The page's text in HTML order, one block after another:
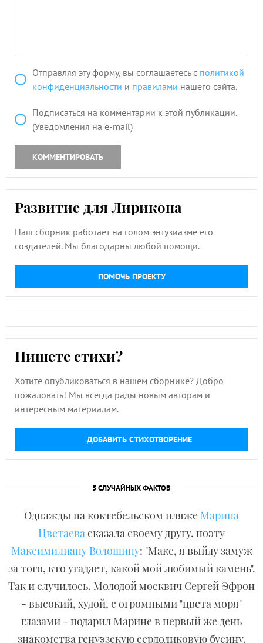
Отправляя эту форму, вы соглашаетесь с политикой
конфиденциальности и правилами нашего сайта.
Подписаться на комментарии к этой публикации.
(Уведомления на e-mail)
КОММЕНТИРОВАТЬ
Развитие для Лирикона
Наш сборник работает на голом энтузиазме его
создателей. Мы благодарны любой помощи.
ПОМОЧЬ ПРОЕКТУ
Пишете стихи?
Хотите опубликоваться в нашем сборнике? Добро
пожаловать! Мы всегда рады новым авторам и
интересным материалам.
ДОБАВИТЬ СТИХОТВОРЕНИЕ
5 СЛУЧАЙНЫХ ФАКТОВ
Однажды на коктебельском пляже Марина
Цветаевасказала своему другу, поэту
Максимилиану Волошину: "Макс, я выйду замуж
за того, кто угадает, какой мой любимый камень".
Так и случилось. Молодой москвич Сергей Эфрон
- высокий, худой, с огромными "цвета моря"
глазами - подарил Марине в первый же день
знакомства генуэзскую сердоликовую бусину,